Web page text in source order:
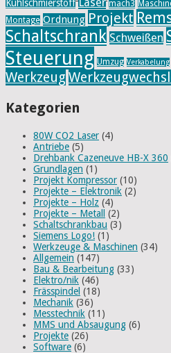
Kühlschmierstoff mach3
Montage Ordnung Projekt
Schaltschrank Schweißen
Steuerung Umzug Verkabelung
Werkzeug
Kategorien
80W CO2 Laser (4)
Antriebe (5)
Drehbank Cazeneuve HB-X 360
Grundlagen (1)
Projekt Kompressor (10)
Projekte – Elektronik (2)
Projekte – Holz (4)
Projekte – Metall
(2)
Schaltschrankbau (3)
Siemens Logo! (1)
Werkzeuge & Maschinen (34)
Allgemein (147)
Bau & Bearbeitung (33)
Elektro/nik (46)
Frässpindel (18)
Mechanik (36)
Messtechnik (11)
MMS und Absaugung (6)
Projekte (26)
Software (6)